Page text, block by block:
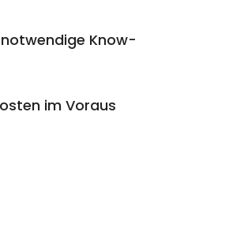
Know-
im Voraus